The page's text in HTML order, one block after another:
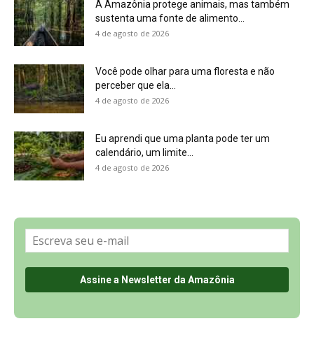
Política de Privacidade, LGPD e RGPD
Últimas Notícias
🌎 Español
©